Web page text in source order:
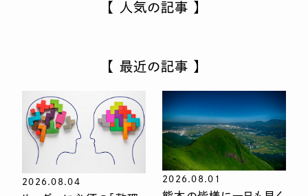
【 人気の記事 】
【 最近の記事 】
2026.08.04 2026.08.01